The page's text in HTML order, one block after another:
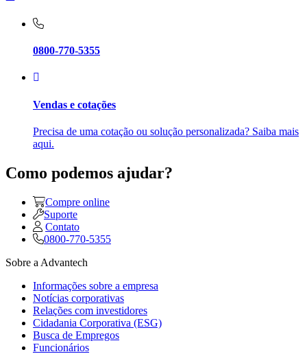
0800-770-5355
Vendas e cotações
Precisa de uma cotação ou solução personalizada? Saiba mais
aqui.
Como podemos ajudar?
Compre online
Suporte
Contato
0800-770-5355
Sobre a Advantech
Informações sobre a empresa
Notícias corporativas
Relações com investidores
Cidadania Corporativa (ESG)
Busca de Empregos
Funcionários